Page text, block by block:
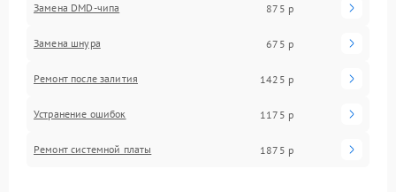
Замена DMD-чипа 875 р
Замена шнура 675 р
Ремонт после залития 1425 р
Устранение ошибок 1175 р
Ремонт системной платы 1875 р